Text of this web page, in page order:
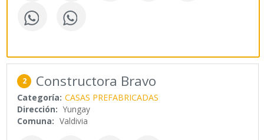
2 Constructora Bravo
Categoría: CASAS PREFABRICADAS
Dirección: Yungay
Comuna: Valdivia